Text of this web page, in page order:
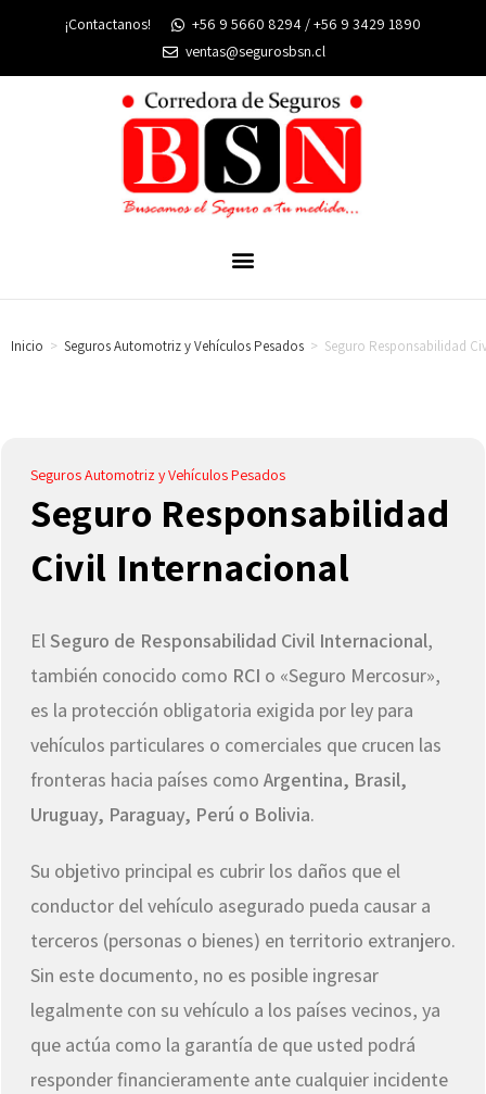
¡Contactanos!
+56 9 5660 8294 / +56 9 3429 1890
ventas@segurosbsn.cl
Inicio > Seguros Automotriz y Vehículos Pesados > Seguro Responsabilidad
Seguros Automotriz y Vehículos Pesados
Seguro Responsabilidad
Civil Internacional
ElSeguro de Responsabilidad Civil Internacional,
también conocido como RCI o «Seguro Mercosur»,
es la protección obligatoria exigida por ley para
vehículos particulares o comerciales que crucen las
fronteras hacia países como Argentina, Brasil,
Uruguay, Paraguay, Perú o Bolivia.
Su objetivo principal es cubrir los daños que el
conductor del vehículo asegurado pueda causar a
terceros (personas o bienes) en territorio extranjero.
Sin este documento, no es posible ingresar
legalmente con su vehículo a los países vecinos, ya
que actúa como la garantía de que usted podrá
responder financieramente ante cualquier incidente